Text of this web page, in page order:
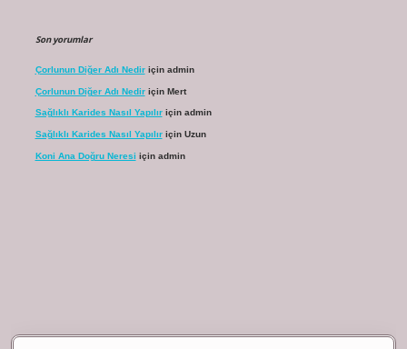
Son yorumlar
Çorlunun Diğer Adı Nediriçin admin
Çorlunun Diğer Adı Nediriçin Mert
Sağlıklı Karides Nasıl Yapılıriçin admin
Sağlıklı Karides Nasıl Yapılıriçin Uzun
Koni Ana Doğru Neresi için admin